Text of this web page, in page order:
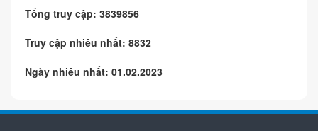
Tổng truy cập: 3839856
Truy cập nhiều nhất: 8832
Ngày nhiều nhất: 01.02.2023